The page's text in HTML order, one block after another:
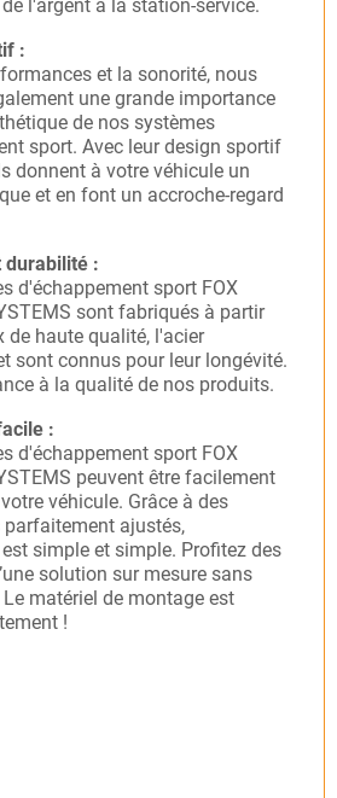
l'argent à la station-service.
:
et la sonorité, nous
une grande importance
de nos systèmes
sport. Avec leur design sportif
donnent à votre véhicule un
et en font un accroche-regard
durabilité :
d'échappement sport FOX
sont fabriqués à partir
de haute qualité, l'acier
sont connus pour leur longévité.
à la qualité de nos produits.
:
d'échappement sport FOX
peuvent être facilement
véhicule. Grâce à des
ajustés,
simple et simple. Profitez des
solution sur mesure sans
matériel de montage est
!